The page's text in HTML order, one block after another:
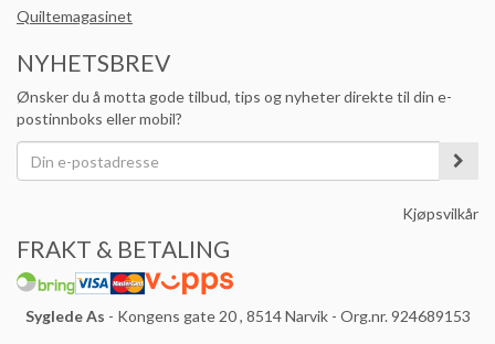
Quiltemagasinet
NYHETSBREV
Ønsker du å motta gode tilbud, tips og nyheter direkte til din e-
postinnboks eller mobil?
Kjøpsvilkår
FRAKT & BETALING
Syglede As - Kongens gate 20 , 8514 Narvik - Org.nr. 924689153